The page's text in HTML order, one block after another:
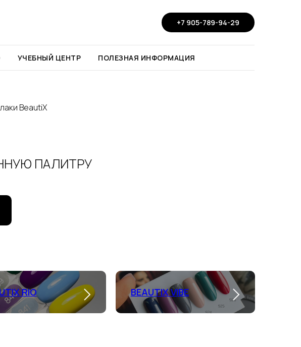
+7 905-789-94-29
УЧЕБНЫЙ ЦЕНТР ПОЛЕЗНАЯ ИНФОРМАЦИЯ
BeautiX
ПАЛИТРУ
RIO BEAUTIX VIBE